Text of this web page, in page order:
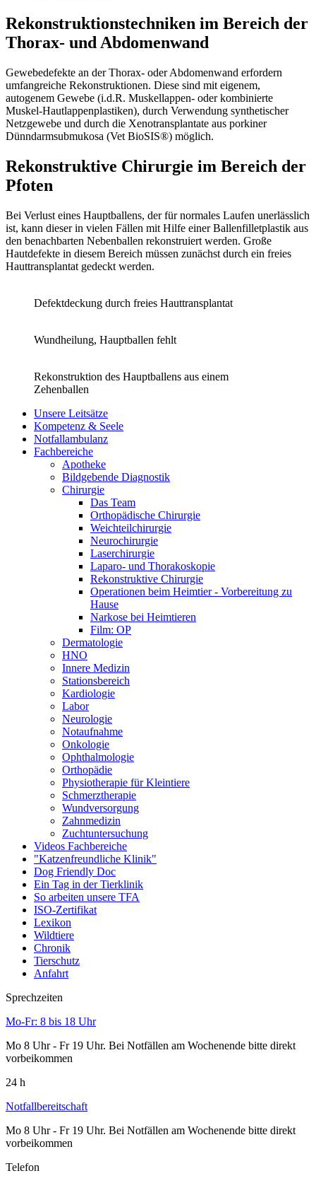
Rekonstruktionstechniken im Bereich der
Thorax- und Abdomenwand
Gewebedefekte an der Thorax- oder Abdomenwand erfordern
umfangreiche Rekonstruktionen. Diese sind mit eigenem,
autogenem Gewebe (i.d.R. Muskellappen- oder kombinierte
Muskel-Hautlappenplastiken), durch Verwendung synthetischer
Netzgewebe und durch die Xenotransplantate aus porkiner
Dünndarmsubmukosa (Vet BioSIS®) möglich.
Rekonstruktive Chirurgie im Bereich der
Pfoten
Bei Verlust eines Hauptballens, der für normales Laufen unerlässlich
ist, kann dieser in vielen Fällen mit Hilfe einer Ballenfilletplastik aus
den benachbarten Nebenballen rekonstruiert werden. Große
Hautdefekte in diesem Bereich müssen zunächst durch ein freies
Hauttransplantat gedeckt werden.
Defektdeckung durch freies Hauttransplantat
Wundheilung, Hauptballen fehlt
Rekonstruktion des Hauptballens aus einem
Zehenballen
Unsere Leitsätze
Kompetenz & Seele
Notfallambulanz
Fachbereiche
Apotheke
Bildgebende Diagnostik
Chirurgie
Das Team
Orthopädische Chirurgie
Weichteilchirurgie
Neurochirurgie
Laserchirurgie
Laparo- und Thorakoskopie
Rekonstruktive Chirurgie
Operationen beim Heimtier - Vorbereitung zu
Hause
Narkose bei Heimtieren
Film: OP
Dermatologie
HNO
Innere Medizin
Stationsbereich
Kardiologie
Labor
Neurologie
Notaufnahme
Onkologie
Ophthalmologie
Orthopädie
Physiotherapie für Kleintiere
Schmerztherapie
Wundversorgung
Zahnmedizin
Zuchtuntersuchung
Videos Fachbereiche
"Katzenfreundliche Klinik"
Dog Friendly Doc
Ein Tag in der Tierklinik
So arbeiten unsere TFA
ISO-Zertifikat
Lexikon
Wildtiere
Chronik
Tierschutz
Anfahrt
Sprechzeiten
Mo-Fr: 8 bis 18 Uhr
Mo 8 Uhr - Fr 19 Uhr. Bei Notfällen am Wochenende bitte direkt
vorbeikommen
24 h
Notfallbereitschaft
Mo 8 Uhr - Fr 19 Uhr. Bei Notfällen am Wochenende bitte direkt
vorbeikommen
Telefon